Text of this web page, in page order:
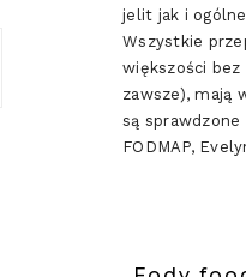
jelit jak i
Wszystkie
większości
zawsze), mają
są
FODMAP,